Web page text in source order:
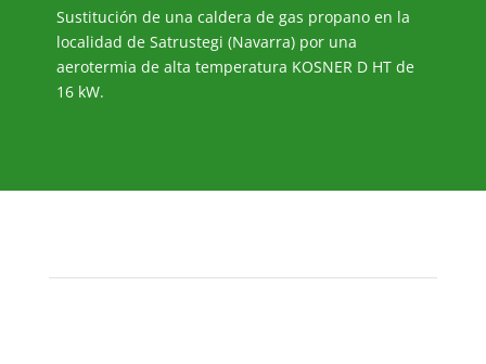
Sustitución de una caldera de gas propano en la
localidad de Satrustegi (Navarra) por una
aerotermia de alta temperatura KOSNER D HT de
16 kW.